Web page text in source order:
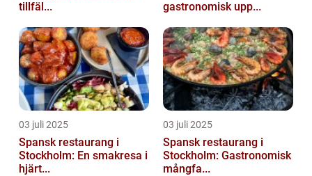
tillfäl...
gastronomisk upp...
03 juli 2025
Spansk restaurang i
Stockholm: En smakresa i
hjärt...
03 juli 2025
Spansk restaurang i
Stockholm: Gastronomisk
mångfa...